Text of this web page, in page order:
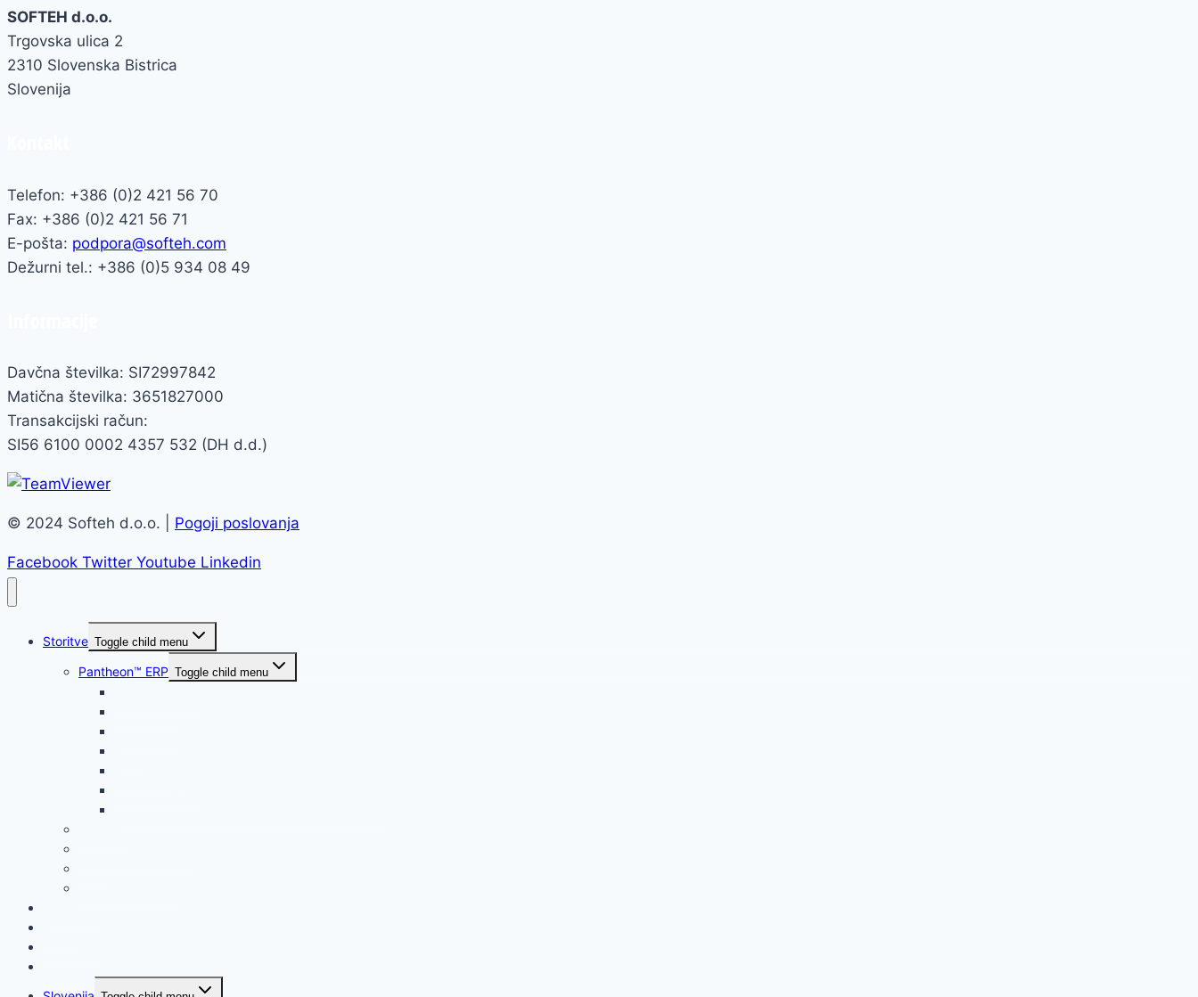
SOFTEH d.o.o.
Trgovska ulica 2
2310 Slovenska Bistrica
Slovenija
Telefon: +386 (0)2 421 56 70
Fax: +386 (0)2 421 56 71
E-pošta: podpora@softeh.com
Dežurni tel.: +386 (0)5 934 08 49
Davčna številka: SI72997842
Matična številka: 3651827000
Transakcijski račun:
SI56 6100 0002 4357 532 (DH d.d.)
© 2024 Softeh d.o.o. | Pogoji poslovanja
Facebook Twitter Youtube Linkedin
Storitve Toggle child menu
Pantheon™ ERP Toggle child menu